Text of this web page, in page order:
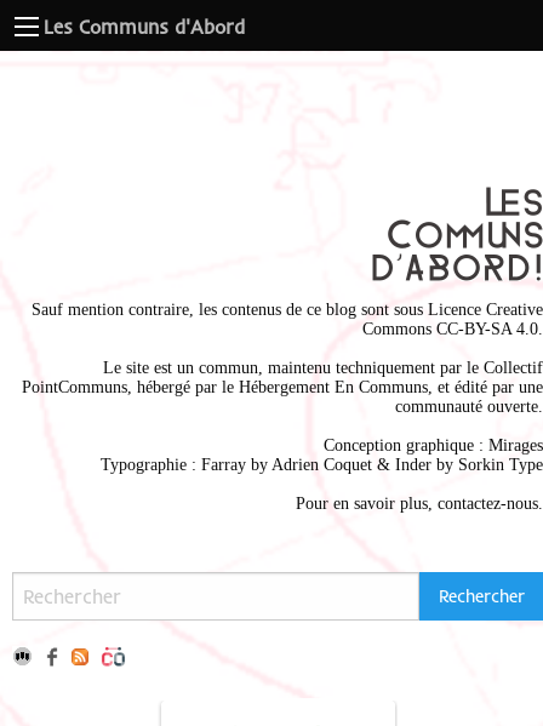
Les Communs d'Abord
Sauf mention contraire, les contenus de ce blog sont sous Licence Creative
Commons CC-BY-SA 4.0
Le site est un commun, maintenu techniquement par le Collectif
PointCommuns , hébergé par le Hébergement En Communs , et édité par une
communauté ouverte.
Conception graphique : Mirages
Typographie : Farray by Adrien Coquet & Inder by Sorkin Type
Pour en savoir plus, contactez-nous